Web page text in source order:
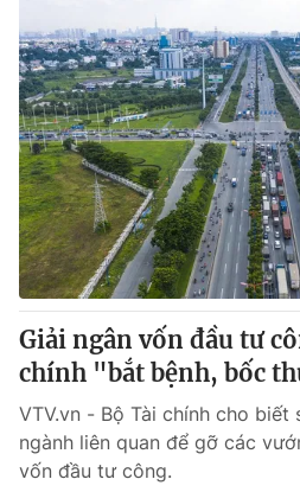
Giải ngân vốn đầu tư
chính "bắt bệnh, bốc
VTV.vn - Bộ Tài chính cho
ngành liên quan để gỡ các
vốn đầu tư công.